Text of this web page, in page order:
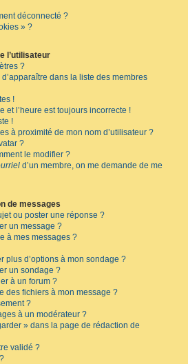
déconnecté ?
» ?
l’utilisateur
?
dans la liste des membres
!
et l’heure est toujours incorrecte !
!
à proximité de mon nom d’utilisateur ?
?
le modifier ?
d’un membre, on me demande de me
de messages
ou poster une réponse ?
un message ?
à mes messages ?
plus d’options à mon sondage ?
un sondage ?
à un forum ?
des fichiers à mon message ?
?
à un modérateur ?
» dans la page de rédaction de
validé ?